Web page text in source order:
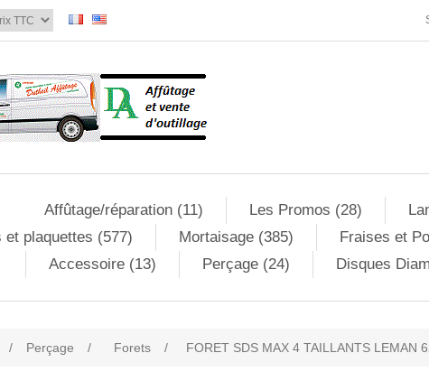
Affûtage/réparation (11) Les Promos (28)
et plaquettes (577)
Mortaisage (385) Fraises et
Accessoire (13)
Perçage (24) Disques
/ Perçage / Forets / FORET SDS MAX 4 TAILLANTS LEMAN